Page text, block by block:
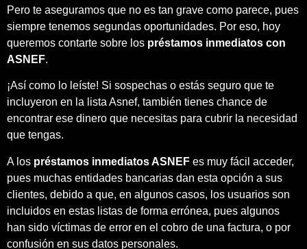
Pero te aseguramos que no es tan grave como parece, pues
siempre tenemos segundas oportunidades. Por eso, hoy
queremos contarte sobre los préstamos inmediatos con
ASNEF.
¡Así como lo leíste! Si sospechas o estás seguro que te
incluyeron en la lista Asnef, también tienes chance de
encontrar ese dinero que necesitas para cubrir la necesidad
que tengas.
A los préstamos inmediatos ASNEF es muy fácil acceder,
pues muchas entidades bancarias dan esta opción a sus
clientes, debido a que, en algunos casos, los usuarios son
incluidos en estas listas de forma errónea, pues algunos
han sido víctimas de error en el cobro de una factura, o por
confusión en sus datos personales.